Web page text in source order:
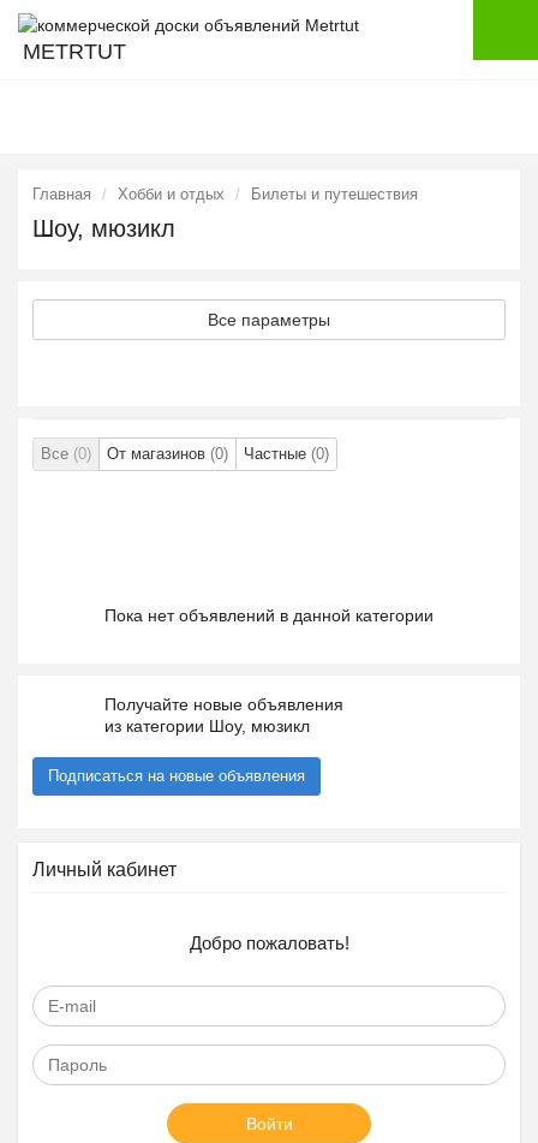
METRTUT
Главная Хобби и отдых Билеты и путешествия
Шоу, мюзикл
Все параметры
Все (0) От магазинов (0) Частные (0)
Пока нет объявлений в данной категории
Получайте новые объявления
из категории Шоу, мюзикл
Подписаться на новые объявления
Личный кабинет
Добро пожаловать!
Войти